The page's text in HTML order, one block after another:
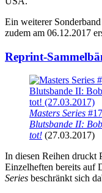
Ein weiterer
zudem am 06.12.2017
Reprint-
Masters Series
Blutsbande II:
tot! (27.03.2017)
In diesen Reihen druckt
Einzelheften bereits auf
Series beschränkt sich